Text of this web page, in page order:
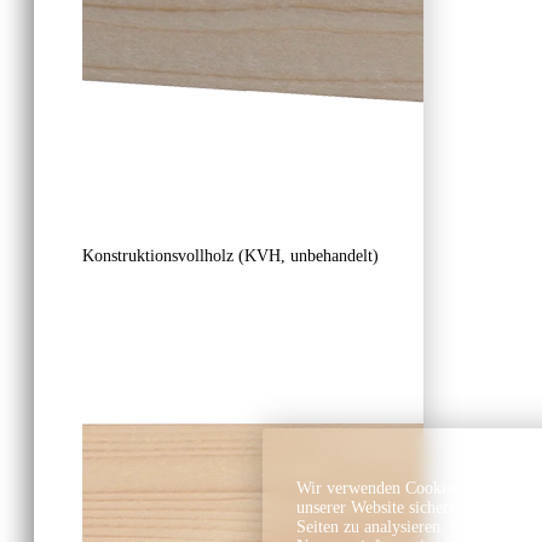
Konstruktionsvollholz (KVH, unbehandelt)
Wir verwenden Cookies und
unserer Website sicherzustellen,
Seiten zu analysieren. Dabei